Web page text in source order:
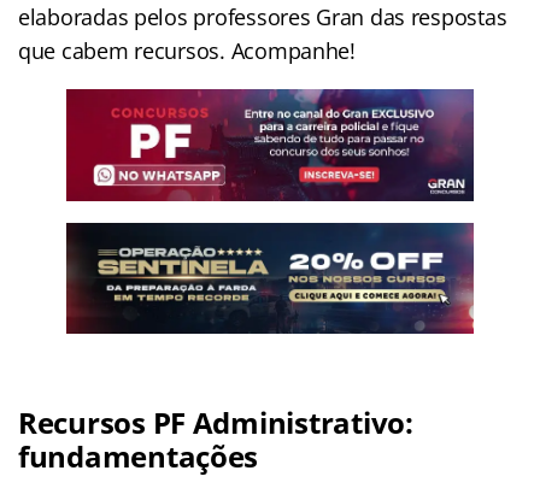
elaboradas pelos professores Gran das respostas
que cabem recursos. Acompanhe!
Recursos PF Administrativo:
fundamentações